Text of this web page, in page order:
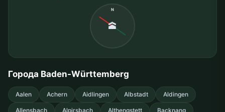
N
🕋
Города Baden-Württemberg
Aalen Achern Aidlingen Albstadt Aldingen
Allensbach Alpirsbach Althengstett Backnang